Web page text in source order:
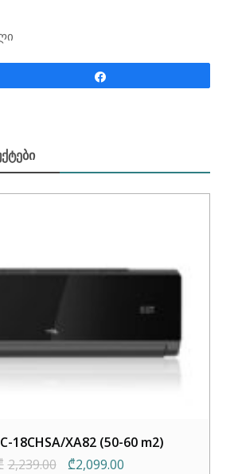
18CHSA/XA82 (50-60 m2)
2,239.00
Original
₾2,099.00Current